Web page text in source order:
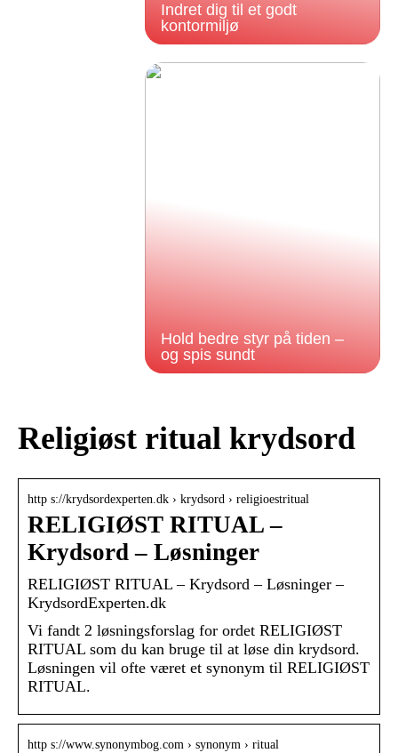
Indret dig til et godt
kontormiljø
Hold bedre styr på tiden –
og spis sundt
Religiøst ritual krydsord
http s://krydsordexperten.dk › krydsord › religioestritual
RELIGIØST RITUAL –
Krydsord – Løsninger
RELIGIØST RITUAL – Krydsord – Løsninger –
KrydsordExperten.dk
Vi fandt 2 løsningsforslag for ordet RELIGIØST
RITUAL som du kan bruge til at løse din krydsord.
Løsningen vil ofte været et synonym til RELIGIØST
RITUAL.
http s://www.synonymbog.com › synonym › ritual